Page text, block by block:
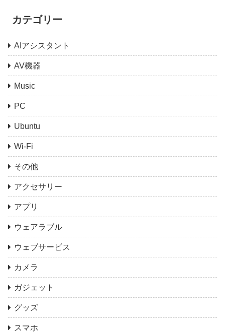
カテゴリー
AIアシスタント
AV機器
Music
PC
Ubuntu
Wi-Fi
その他
アクセサリー
アプリ
ウェアラブル
ウェブサービス
カメラ
ガジェット
グッズ
スマホ